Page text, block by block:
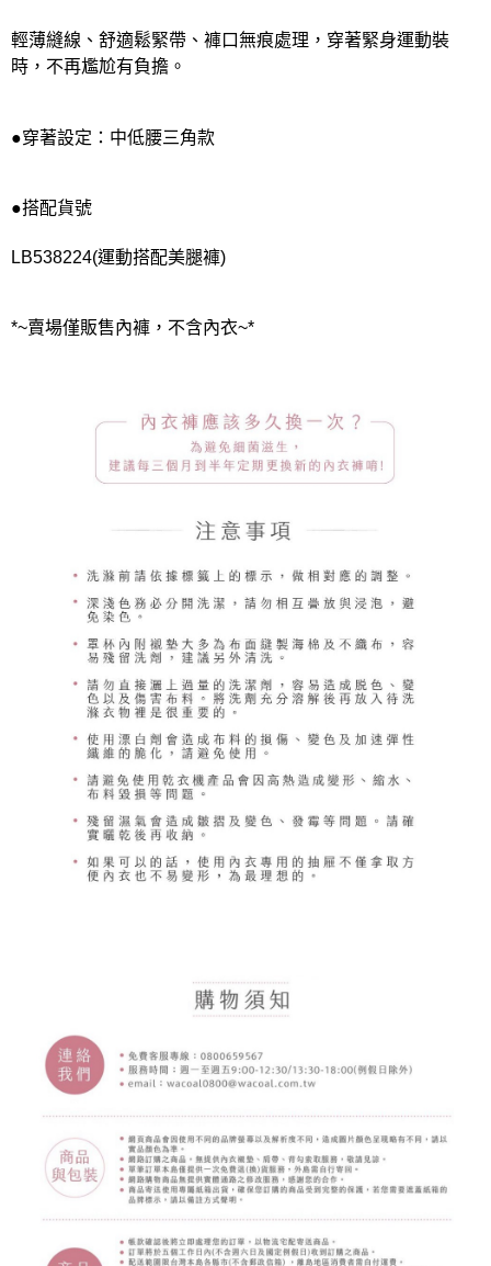
輕薄縫線、舒適鬆緊帶、褲口無痕處理，穿著緊身運動裝
時，不再尷尬有負擔。
●穿著設定：中低腰三角款
●搭配貨號
LB538224(運動搭配美腿褲)
*~賣場僅販售內褲，不含內衣~*